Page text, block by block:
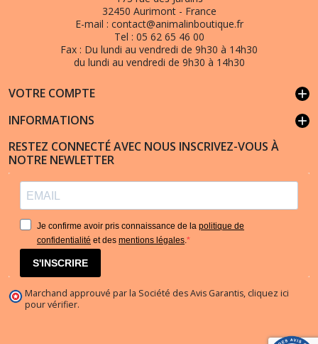
32450 Aurimont - France
E-mail : contact@animalinboutique.fr
Tel : 05 62 65 46 00
Fax : Du lundi au vendredi de 9h30 à 14h30
du lundi au vendredi de 9h30 à 14h30
VOTRE COMPTE add
INFORMATIONS add
RESTEZ CONNECTÉ AVEC NOUS INSCRIVEZ-VOUS À
NOTRE NEWLETTER
Je confirme avoir pris connaissance de la politique de
confidentialité et des mentions légales.
S'INSCRIRE
Marchand approuvé par la Société des Avis Garantis, cliquez ici
pour vérifier.